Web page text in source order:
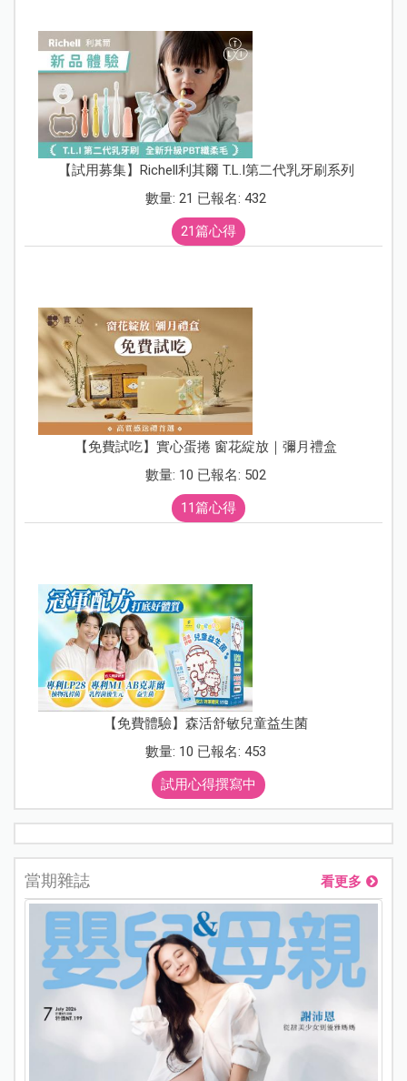
【試用募集】Richell利其爾 T.L.I第二代乳牙刷系列
數量: 21 已報名: 432
21篇心得
【免費試吃】實心蛋捲 窗花綻放｜彌月禮盒
數量: 10 已報名: 502
11篇心得
【免費體驗】森活舒敏兒童益生菌
數量: 10 已報名: 453
試用心得撰寫中
當期雜誌 看更多